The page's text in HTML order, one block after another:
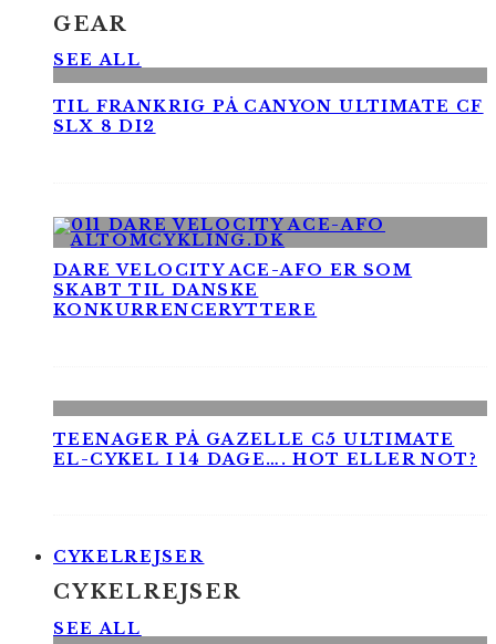
GEAR
SEE ALL
TIL FRANKRIG PÅ CANYON ULTIMATE CF
SLX 8 DI2
DARE VELOCITY ACE-AFO ER SOM
SKABT TIL DANSKE
KONKURRENCERYTTERE
TEENAGER PÅ GAZELLE C5 ULTIMATE
EL-CYKEL I 14 DAGE…. HOT ELLER NOT?
CYKELREJSER
CYKELREJSER
SEE ALL